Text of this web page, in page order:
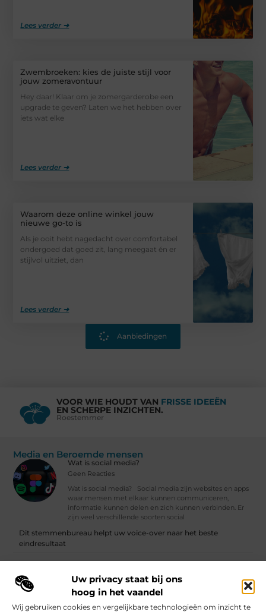
Uw privacy staat bij ons
hoog in het vaandel
Wij gebruiken cookies en vergelijkbare technologieën om inzicht te
Lees verder ➜
Zwembroeken: kies de juiste stijl voor
jouw zomeravontuur
Hey daar! Klaar om je zomergarderobe een
upgrade te geven? Laten we het hebben over
iets wat elke
Lees verder ➜
Waarom deze online winkel jouw
nieuwe go-to is
Als je ooit hebt nagedacht over comfortabel
ondergoed dat goed zit, lang meegaat én er
stijlvol uitziet, dan
Lees verder ➜
Aanbiedingen
VOOR WIE HOUDT VAN FRISSE IDEEËN
EN SCHERPE INZICHTEN.
Roestemmer
Media en Beroemde mensen
Wat is social media?
Geen Reacties
Wat is social media? Social media zijn websites en apps
waar mensen met elkaar kunnen communiceren,
informatie kunnen delen en zich kunnen verbinden. Er
zijn veel verschillende soorten social
Dit stemmenbureau helpt uw voice-over naar het beste
eindresultaat
Vind Ons Hier :